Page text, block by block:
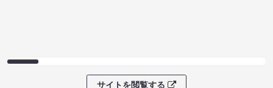
サイトを閲覧する